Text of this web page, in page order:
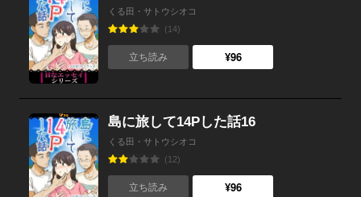
くる田・サトウシオコ
(14)
立ち読み ¥96
島に旅して14Pした話16
くる田・サトウシオコ
(12)
立ち読み ¥96